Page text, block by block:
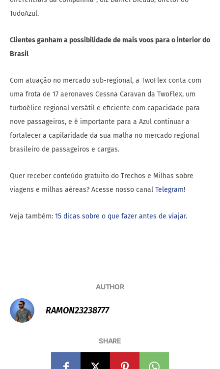
TudoAzul.
Clientes ganham a possibilidade de mais voos para o interior do
Brasil
Com atuação no mercado sub-regional, a TwoFlex conta com
uma frota de 17 aeronaves Cessna Caravan da TwoFlex, um
turboélice regional versátil e eficiente com capacidade para
nove passageiros, e é importante para a Azul continuar a
fortalecer a capilaridade da sua malha no mercado regional
brasileiro de passageiros e cargas.
Quer receber conteúdo gratuito do Trechos e Milhas sobre
viagens e milhas aéreas? Acesse nosso canal Telegram!
Veja também: 15 dicas sobre o que fazer antes de viajar.
AUTHOR
RAMON23238777
SHARE